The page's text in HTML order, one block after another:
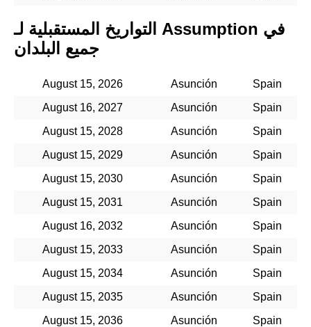
التواريخ المستقبلية لـ Assumption في
جميع البلدان
August 15, 2026 Asunción
Spain
August 16, 2027
Asunción
Spain
August 15, 2028
Asunción
Spain
August 15, 2029
Asunción
Spain
August 15, 2030
Asunción
Spain
August 15, 2031
Asunción
Spain
August 16, 2032
Asunción
Spain
August 15, 2033
Asunción
Spain
August 15, 2034
Asunción
Spain
August 15, 2035
Asunción
Spain
August 15, 2036
Asunción
Spain